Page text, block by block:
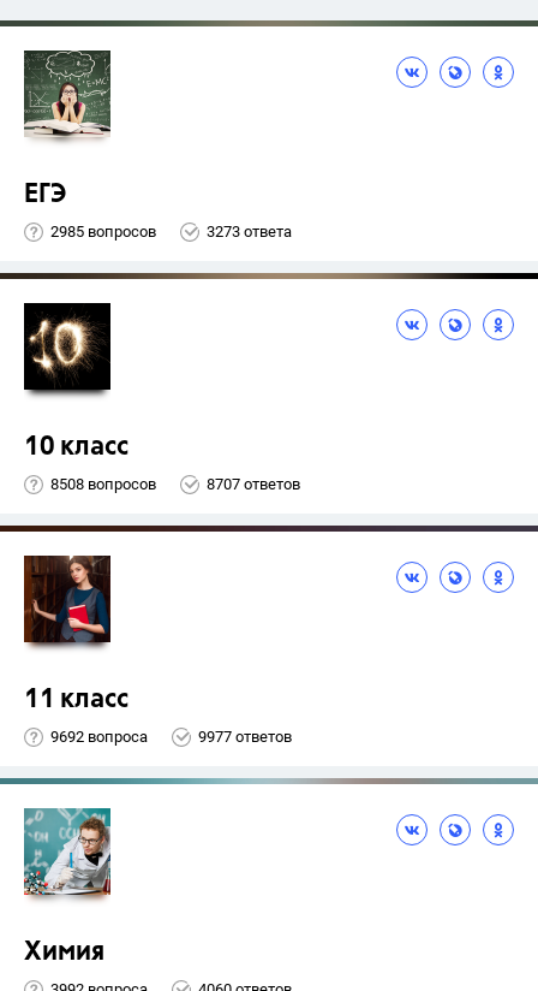
ЕГЭ
2985 вопросов 3273 ответа
10 класс
8508 вопросов 8707 ответов
11 класс
9692 вопроса 9977 ответов
Химия